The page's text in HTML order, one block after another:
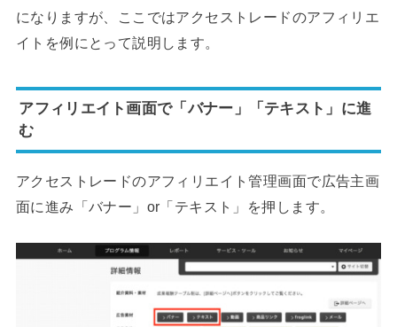
になりますが、ここではアクセストレードのアフィリエ
イトを例にとって説明します。
アフィリエイト画面で「バナー」「テキスト」に進
む
アクセストレードのアフィリエイト管理画面で広告主画
面に進み「バナー」or「テキスト」を押します。